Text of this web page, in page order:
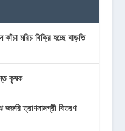
কাঁচা মরিচ বিক্রি হচ্ছে বাড়তি
কৃষক
জরুরি ত্রাণসামগ্রী বিতরণ